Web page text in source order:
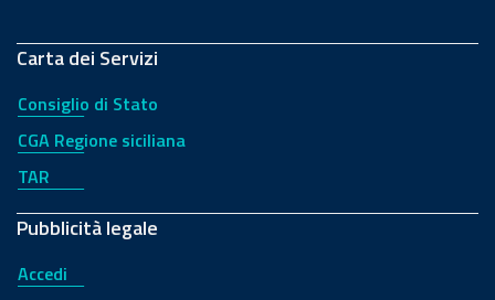
Carta dei Servizi
Consiglio di Stato
CGA Regione siciliana
TAR
Pubblicità legale
Accedi